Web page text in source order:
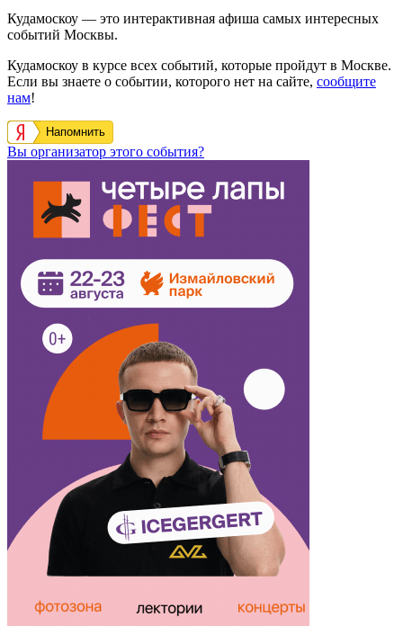
Кудамоскоу — это интерактивная афиша самых интересных
событий Москвы.
Кудамоскоу в курсе всех событий, которые пройдут в Москве.
Если вы знаете о событии, которого нет на сайте, сообщите
нам!
Напомнить
Вы организатор этого события?